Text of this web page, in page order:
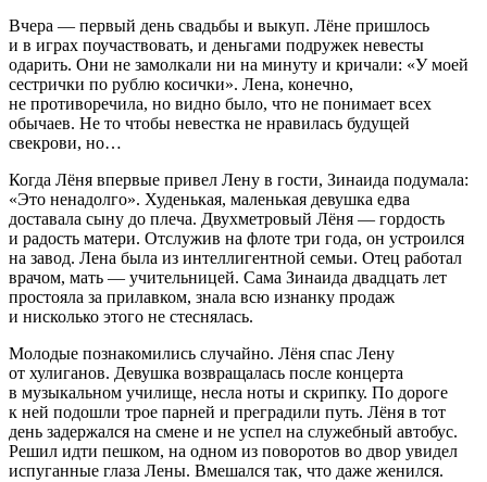
Вчера — первый день свадьбы и выкуп. Лёне пришлось
и в играх поучаствовать, и деньгами подружек невесты
одарить. Они не замолкали ни на минуту и кричали: «У моей
сестрички по рублю косички». Лена, конечно,
не противоречила, но видно было, что не понимает всех
обычаев. Не то чтобы невестка не нравилась будущей
свекрови, но…
Когда Лёня впервые привел Лену в гости, Зинаида подумала:
«Это ненадолго». Худенькая, маленькая девушка едва
доставала сыну до плеча. Двухметровый Лёня — гордость
и радость матери. Отслужив на флоте три года, он устроился
на завод. Лена была из интеллигентной семьи. Отец работал
врачом, мать — учительницей. Сама Зинаида двадцать лет
простояла за прилавком, знала всю изнанку продаж
и нисколько этого не стеснялась.
Молодые познакомились случайно. Лёня спас Лену
от хулиганов. Девушка возвращалась после концерта
в музыкальном училище, несла ноты и скрипку. По дороге
к ней подошли трое парней и преградили путь. Лёня в тот
день задержался на смене и не успел на служебный автобус.
Решил идти пешком, на одном из поворотов во двор увидел
испуганные глаза Лены. Вмешался так, что даже женился.